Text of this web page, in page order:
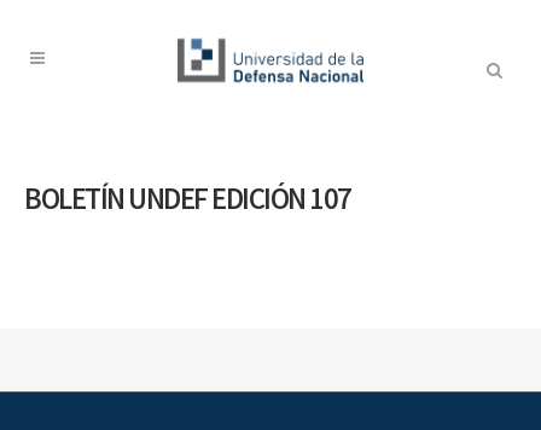
BOLETÍN UNDEF EDICIÓN 107